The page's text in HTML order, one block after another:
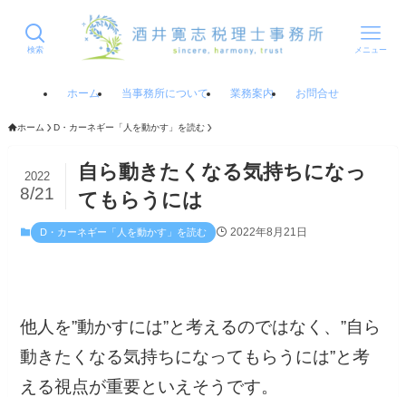
検索 メニュー
ホーム 当事務所について 業務案内 お問合せ
ホーム D・カーネギー「人を動かす」を読む
自ら動きたくなる気持ちになっ
てもらうには
2022
8/21
D・カーネギー「人を動かす」を読む 2022年8月21日
他人を”動かすには”と考えるのではなく、”自ら
動きたくなる気持ちになってもらうには”と考
える視点が重要といえそうです。